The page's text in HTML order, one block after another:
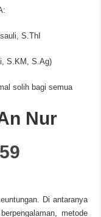
S.ThI
S.KM, S.Ag)
solih bagi semua
Nur
Di antaranya
metode